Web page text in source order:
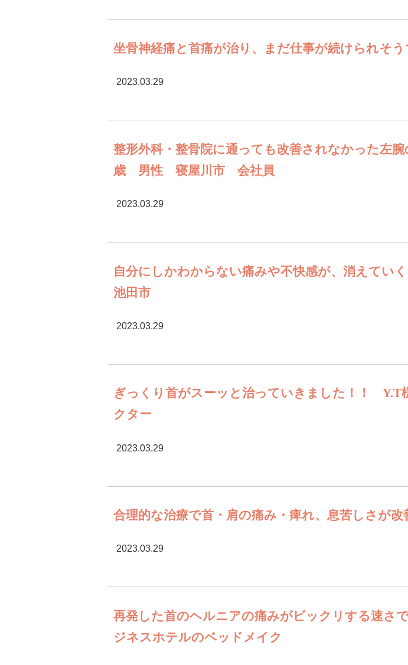
坐骨神経痛と首痛が治り、まだ仕事が続けら
2023.03.29
整形外科・整骨院に通っても改善されなかった
歳 男性 寝屋川市 会社員
2023.03.29
自分にしかわからない痛みや不快感が、消えて
池田市
2023.03.29
ぎっくり首がスーッと治っていきました！！
クター
2023.03.29
合理的な治療で首・肩の痛み・痺れ、息苦しさ
2023.03.29
再発した首のヘルニアの痛みがビックリする
ジネスホテルのベッドメイク